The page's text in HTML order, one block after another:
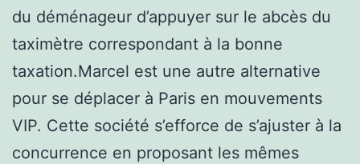
du déménageur d’appuyer sur le abcès du
taximètre correspondant à la bonne
taxation.Marcel est une autre alternative
pour se déplacer à Paris en mouvements
VIP. Cette société s’efforce de s’ajuster à la
concurrence en proposant les mêmes